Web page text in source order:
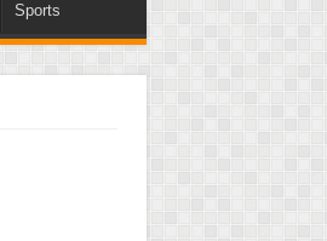
Sports